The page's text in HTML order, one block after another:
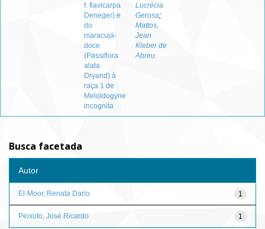
f. flavicarpa
Deneger) e
do
maracujá-
doce
(Passiflora
alata
Dryand) à
raça 1 de
Meloidogyne
incognita
Lucrécia
Gerosa;
Mattos,
Jean
Kleber de
Abreu
Busca facetada
Autor
1
El-Moor, Renata Dario
1
Peixoto, José Ricardo